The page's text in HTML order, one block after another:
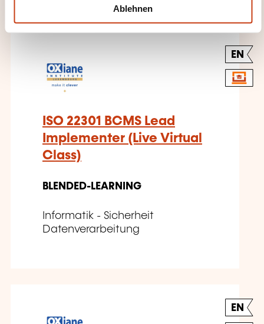
Ablehnen
KÖNNTEN SIE INTERESSIEREN
EN
ISO 22301 BCMS Lead
Implementer (Live Virtual
Class)
BLENDED-LEARNING
Informatik - Sicherheit
Datenverarbeitung
EN